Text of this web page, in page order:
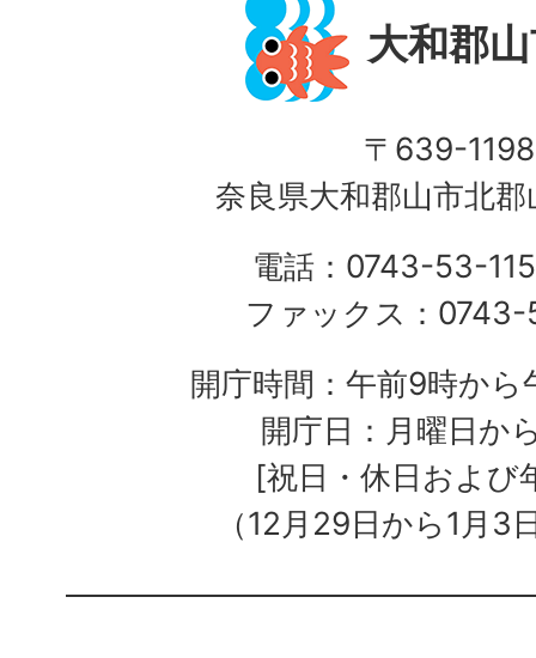
大和郡
〒639-1198
奈良県大和郡山市北
電話：0743-53-
ファックス：
開庁時間：午前9時か
開庁日：月曜日か
[祝日・休日および
（12月29日から1月3